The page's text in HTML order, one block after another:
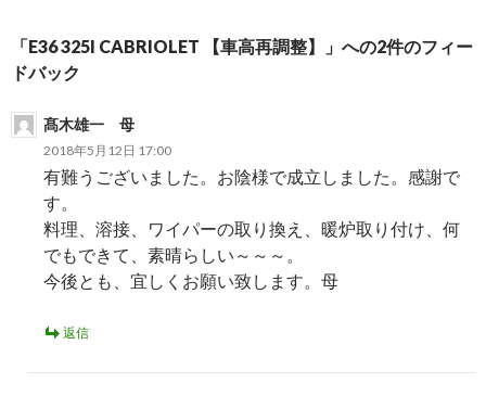
ゲ
ー
シ
ョ
「E36 325I CABRIOLET 【車高再調整】」への2件のフィー
ドバック
髙木雄一 母
2018年5月12日 17:00
有難うございました。お陰様で成立しました。感謝で
す。
料理、溶接、ワイパーの取り換え、暖炉取り付け、何
でもできて、素晴らしい～～～。
今後とも、宜しくお願い致します。母
返信